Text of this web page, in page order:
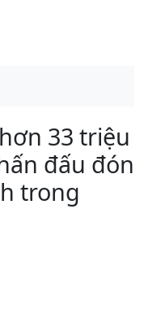
33 triệu
đấu đón
trong